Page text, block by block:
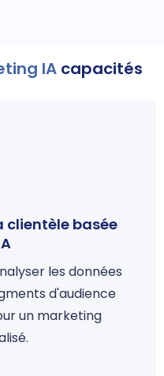
IA capacités
clientèle basée
les données
d'audience
un marketing